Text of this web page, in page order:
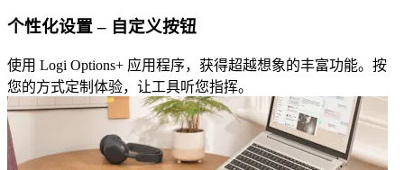
个性化设置 – 自定义按钮
使用 Logi Options+ 应用程序，获得超越想象的丰富功能。按
您的方式定制体验，让工具听您指挥。